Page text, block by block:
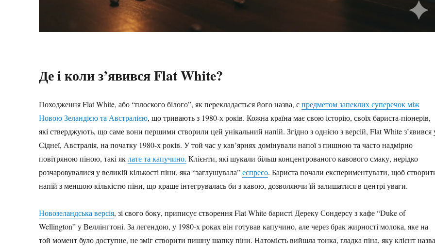
Де і коли з’явився Flat White?
Походження Flat White, або “плоского білого”, як перекладається його назва, єпредметом запеклих суперечок між
Новою Зеландією та Австралією, що тривають з 1980-х років. Кожна країна має свою історію, своїх бариста-піонерів,
які стверджують, що саме вони першими створили цей унікальний напій. Згідно з однією з версій, Flat White з’явився
Сіднеї, Австралія, на початку 1980-х років. У той час у кав’ярнях домінували напої з пишною та часто надмірно
повітряною піною, такі яклате та капучино. Клієнти, які шукали більш концентрованого кавового смаку, нерідко
розчаровувалися у великій кількості піни, яка “заглушувала”еспресо. Бариста почали експериментувати, щоб
напій з меншою кількістю піни, що краще інтегрувалась би з кавою, дозволяючи їй залишатися в центрі уваги.
Новозеландська версія, зі свого боку, приписує створення Flat White баристі Дереку Сондерсу з кафе “Duke of
Wellington” у Веллінгтоні. За легендою, у 1980-х роках він готував капучино, але через брак жирності молока, яке на
той момент було доступне, не зміг створити пишну шапку піни. Натомість вийшла тонка, гладка піна, яку клієнт